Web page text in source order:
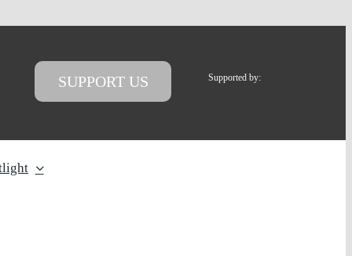
SUPPORT US Supported by: